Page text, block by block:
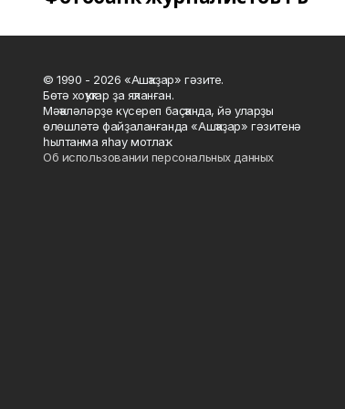
© 1990 - 2026 «Ашҡаҙар» гәзите.
Бөтә хоҡуҡтар ҙа яҡланған.
Мәҡәләләрҙе күсереп баҫҡанда, йә уларҙы
өлөшләтә файҙаланғанда «Ашҡаҙар» гәзитенә
һылтанма яһау мотлаҡ.
Об использовании персональных данных